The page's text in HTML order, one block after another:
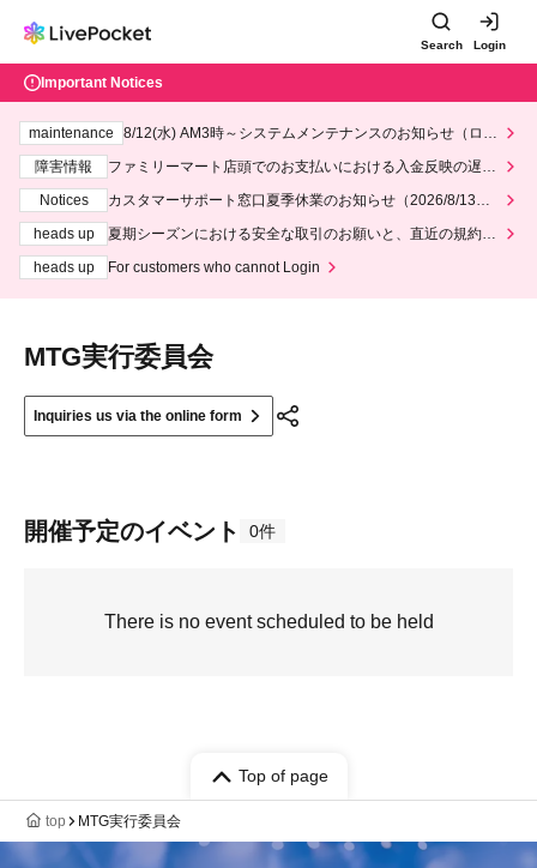
Search Login
Important Notices
maintenance
8/12(水) AM3時～システムメンテナンスのお知らせ（ロー
障害情報
ファミリーマート店頭でのお支払いにおける入金反映の遅延
Notices
カスタマーサポート窓口夏季休業のお知らせ（2026/8/13～2
heads up
夏期シーズンにおける安全な取引のお願いと、直近の規約違
heads up
For customers who cannot Login
MTG実行委員会
Inquiries us via the online form
開催予定のイベント 0件
There is no event scheduled to be held
Top of page
top MTG実行委員会